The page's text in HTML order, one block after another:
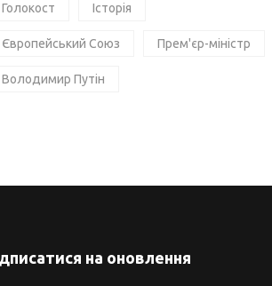
Голокост Історія
Європейський Союз Прем'єр-міністр
Володимир Путін
на оновлення